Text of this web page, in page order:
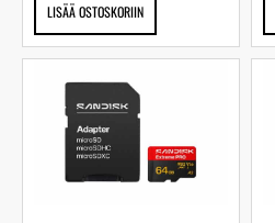
LISÄÄ OSTOSKORIIN